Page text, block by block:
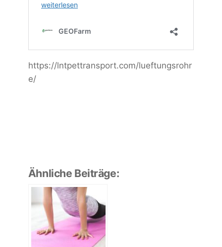
https://lntpettransport.com/lueftungsrohr
e/
Ähnliche Beiträge: